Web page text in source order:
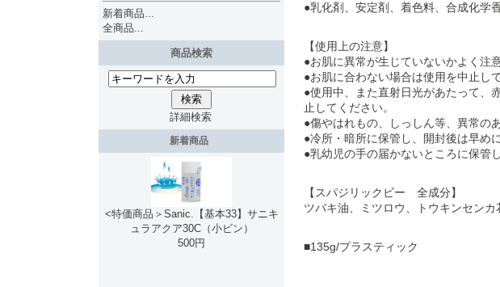
新着商品...
全商品...
商品検索
詳細検索
新着商品
<特価商品＞Sanic.【基本33】サニキ
ュラアクア30C（小ビン）
500円
●乳化剤、安定剤、着色料、合成化学
【使用上の注意】
●お肌に異常が生じていないかよく注
●お肌に合わない場合は使用を中止し
●使用中、また直射日光があたって、
止してください。
●傷やはれもの、しっしん等、異常の
●冷所・暗所に保管し、開封後は早め
●乳幼児の手の届かないところに保管
【スパジリックビー 全成分】
ツバキ油、ミツロウ、トウキンセン
■135g/プラスティック